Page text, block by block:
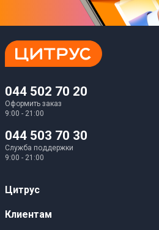
044 502 70 20
Оформить заказ
9:00 - 21:00
044 503 70 30
Служба поддержки
9:00 - 21:00
Цитрус
Карьера
Клиентам